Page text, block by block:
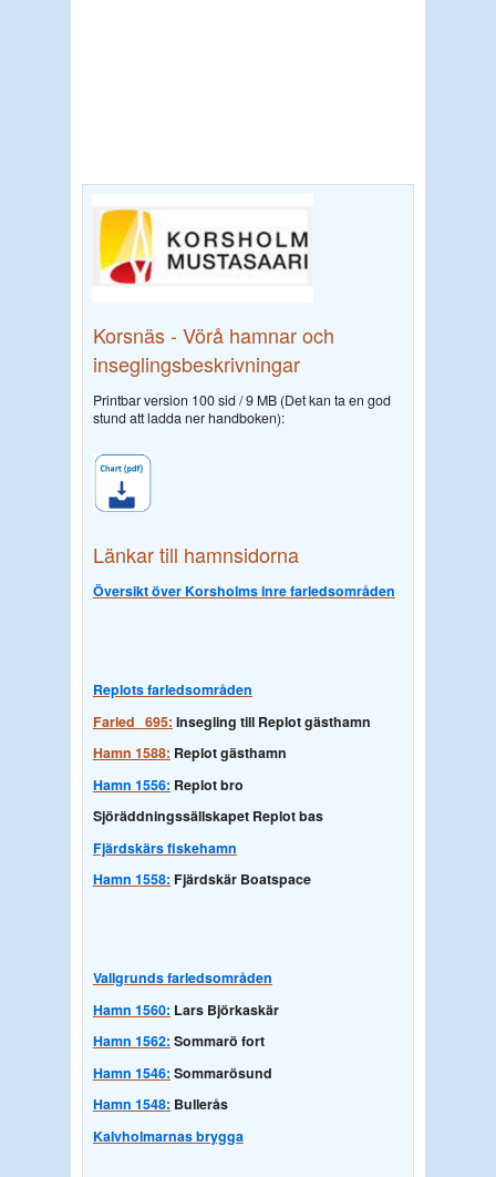
Korsnäs - Vörå hamnar och
inseglingsbeskrivningar
Printbar version 100 sid / 9 MB (Det kan ta en god
stund att ladda ner handboken):
Länkar till hamnsidorna
Översikt över Korsholms inre farledsområden
Replots farledsområden
Farled 695: Insegling till Replot gästhamn
Hamn 1588: Replot gästhamn
Hamn 1556: Replot bro
Sjöräddningssällskapet Replot bas
Fjärdskärs fiskehamn
Hamn 1558: Fjärdskär Boatspace
Vallgrunds farledsområden
Hamn 1560: Lars Björkaskär
Hamn 1562: Sommarö fort
Hamn 1546: Sommarösund
Hamn 1548: Bullerås
Kalvholmarnas brygga